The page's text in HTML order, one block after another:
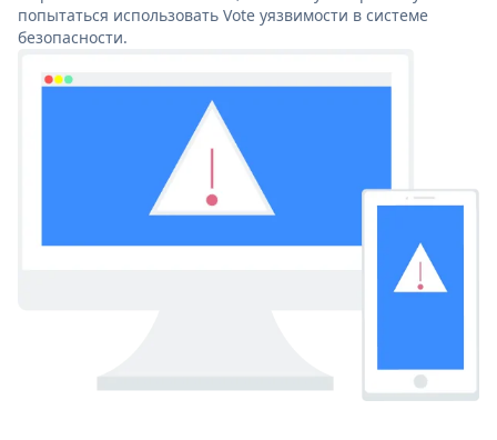
попытаться использовать Vote уязвимости в системе
безопасности.